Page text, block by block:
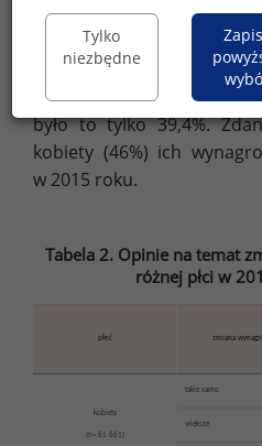
Mężczyźni częściej
w 2015 roku niż kobiety.
męskiej odsetek osób,
wzrosły wyniósł 44,1%, a
było to tylko 39,4%.
kobiety (46%) ich
w 2015 roku.
Tabela 2. Opinie na temat
różnej płci w
płeć zmiana
kobiety
(n= 61 661)
takie samo
większe
Tylko
niezbędne